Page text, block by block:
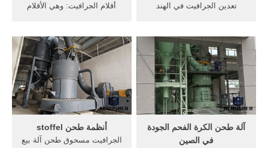
أقلام الجرافيت: وهي الأقلام
خليط الجرافيت مع الطين.
أقلام الجرافيت الصلبة: تُغطّى
أقلام الرّصاص العاديّة
المصنوعة من ...
تعدين الجرافيت في الهند
الهند. مصادر شركات تصنيع
الجرانيت الجرافيت والجرانيت
الجرافيت في, سحق وغسل
النباتات 200-500tph الجرافيت
للبيع في, في عملية التعدين
الجرافيت, مصنع العرض .
أنظمة طحن stoffel
الجرافيت مسحوق طحن آلة بيع
آلة طحن الكرة الفحم الجودة
في الصين